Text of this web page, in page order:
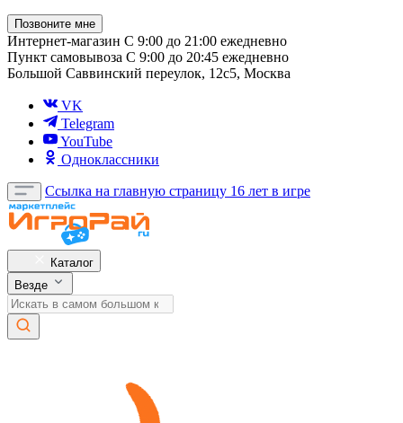
Позвоните мне
Интернет-магазин С 9:00 до 21:00 ежедневно
Пункт самовывоза С 9:00 до 20:45 ежедневно
Большой Саввинский переулок, 12с5, Москва
VK
Telegram
YouTube
Одноклассники
Ссылка на главную страницу 16 лет в игре
Каталог
Везде